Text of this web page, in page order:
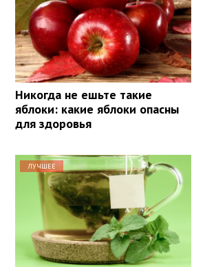
Никогда не ешьте такие
яблоки: какие яблоки опасны
для здоровья
ЛУЧШЕЕ